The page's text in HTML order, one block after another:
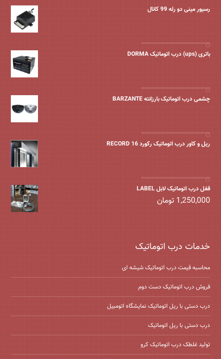
رسیور مینی دو رله 99 کانال
باتری (ups) درب اتوماتیک DORMA
چشمی درب اتوماتیک بارزانته BARZANTE
ریل و کاور درب اتوماتیک رکورد 16 RECORD
قفل درب اتوماتیک لابل LABEL
1,250,000 تومان
خدمات درب اتوماتیک
محاسبه قیمت درب اتوماتیک شیشه ‌ای
فروش درب اتوماتیک دست دوم
درب دستی با ریل اتوماتیک نمایشگاه اتومبیل
درب دستی با ریل اتوماتیک
تولید غلطک درب اتوماتیک کرو